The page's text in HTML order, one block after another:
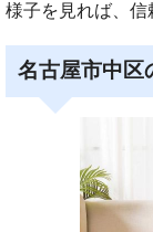
様子を見れば、信
名古屋市中区